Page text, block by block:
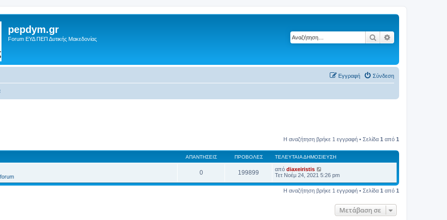
pepdym.gr
Forum ΕΥΔ ΠΕΠ Δυτικής Μακεδονίας Αναζήτηση
Σύνδεση
Εγγραφή
Η αναζήτηση βρήκε 1 εγγραφή • Σελίδα 1 από 1
ΑΠΑΝΤΉΣΕΙΣ ΠΡΟΒΟΛΈΣ ΤΕΛΕΥΤΑΊΑ ΔΗΜΟΣΊΕΥΣΗ
0 199899 από diaxeiristis
Τετ Νοέμ 24, 2021 5:26 pm
Η αναζήτηση βρήκε 1 εγγραφή • Σελίδα 1 από 1
Μετάβαση σε